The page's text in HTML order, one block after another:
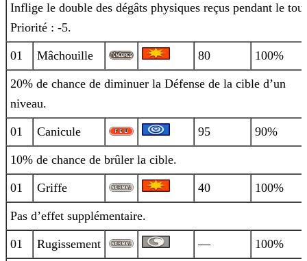
Inflige le double des dégâts physiques reçus pendant le
Priorité : -5.
01 Mâchouille 80 100%
20% de chance de diminuer la Défense de la cible d’un
niveau.
01 Canicule 95 90%
10% de chance de brûler la cible.
01 Griffe 40 100%
Pas d’effet supplémentaire.
01 Rugissement — 100%